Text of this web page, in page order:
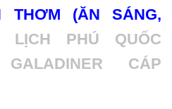
THƠM (ĂN SÁNG,
LỊCH PHÚ QUỐC
GALADINER CÁP